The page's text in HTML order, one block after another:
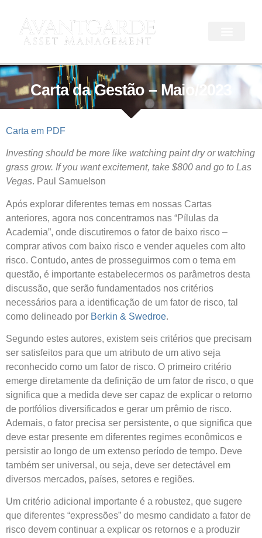
Carta da Gestão – Maio/2023
Carta em PDF
Investing should be more like watching paint dry or watching
grass grow. If you want excitement, take $800 and go to Las
Vegas. Paul Samuelson
Após explorar diferentes temas em nossas Cartas
anteriores, agora nos concentramos nas “Pílulas da
Academia”, onde discutiremos o fator de baixo risco –
comprar ativos com baixo risco e vender aqueles com alto
risco. Contudo, antes de prosseguirmos com o tema em
questão, é importante estabelecermos os parâmetros desta
discussão, que serão fundamentados nos critérios
necessários para a identificação de um fator de risco, tal
como delineado por Berkin & Swedroe.
Segundo estes autores, existem seis critérios que precisam
ser satisfeitos para que um atributo de um ativo seja
reconhecido como um fator de risco. O primeiro critério
emerge diretamente da definição de um fator de risco, o que
significa que a medida deve ser capaz de explicar o retorno
de portfólios diversificados e gerar um prêmio de risco.
Ademais, o fator precisa ser persistente, o que significa que
deve estar presente em diferentes regimes econômicos e
persistir ao longo de um extenso período de tempo. Deve
também ser universal, ou seja, deve ser detectável em
diversos mercados, países, setores e regiões.
Um critério adicional importante é a robustez, que sugere
que diferentes “expressões” do mesmo candidato a fator de
risco devem continuar a explicar os retornos e a produzir